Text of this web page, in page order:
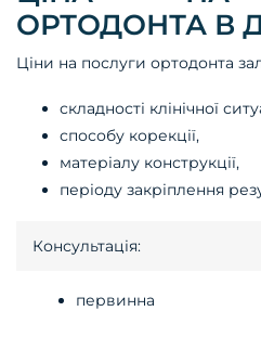
ОРТОДОНТА В
Ціни на послуги ортодонта
складності клінічної
способу корекції,
матеріалу конструкції,
періоду закріплення
Консультація:
первинна